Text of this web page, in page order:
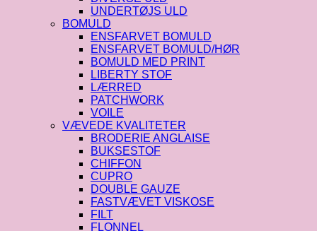
UNDERTØJS ULD
BOMULD
ENSFARVET BOMULD
ENSFARVET BOMULD/HØR
BOMULD MED PRINT
LIBERTY STOF
LÆRRED
PATCHWORK
VOILE
VÆVEDE KVALITETER
BRODERIE ANGLAISE
BUKSESTOF
CHIFFON
CUPRO
DOUBLE GAUZE
FASTVÆVET VISKOSE
FILT
FLONNEL